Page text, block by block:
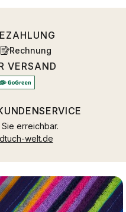
Rechnung
VERSAND
erreichbar.
welt.de